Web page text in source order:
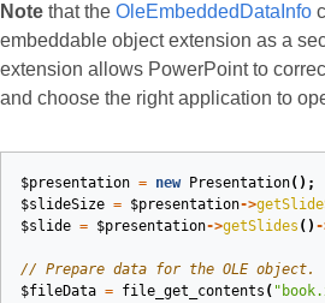
Note that the OleEmbeddedDataInfo
embeddable object extension as a
extension allows PowerPoint to
and choose the right application to
$presentation = new Presentation();
$slideSize = $presentation->
$slide = $presentation->getSlides () -
// Prepare data for the OLE object.
$fileData = file_get_contents (